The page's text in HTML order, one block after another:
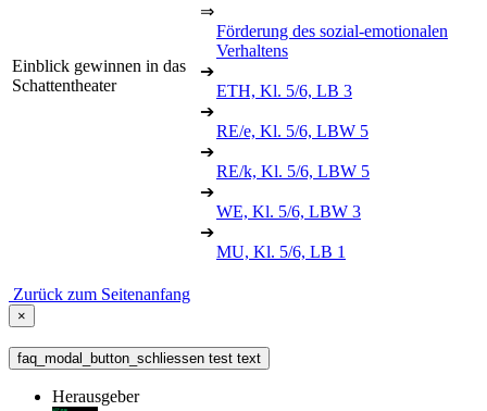
Einblick gewinnen in das
Schattentheater
⇒
Förderung des sozial-emotionalen
Verhaltens
➔
ETH, Kl. 5/6, LB 3
➔
RE/e, Kl. 5/6, LBW 5
➔
RE/k, Kl. 5/6, LBW 5
➔
WE, Kl. 5/6, LBW 3
➔
MU, Kl. 5/6, LB 1
Zurück zum Seitenanfang
×
faq_modal_button_schliessen test text
Herausgeber